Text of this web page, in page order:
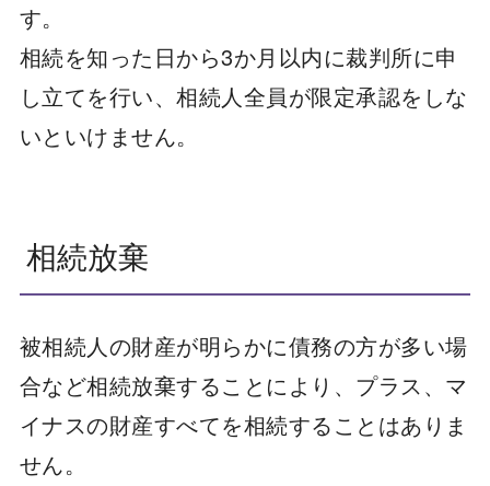
す。
相続を知った日から3か月以内に裁判所に申
し立てを行い、相続人全員が限定承認をしな
いといけません。
相続放棄
被相続人の財産が明らかに債務の方が多い場
合など相続放棄することにより、プラス、マ
イナスの財産すべてを相続することはありま
せん。